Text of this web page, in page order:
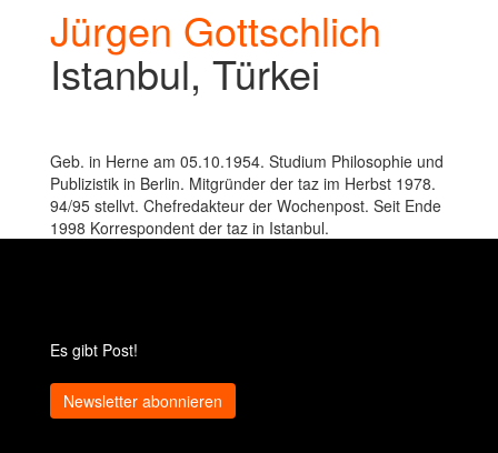
Jürgen Gottschlich
Istanbul, Türkei
Geb. in Herne am 05.10.1954. Studium Philosophie und
Publizistik in Berlin. Mitgründer der taz im Herbst 1978.
94/95 stellvt. Chefredakteur der Wochenpost. Seit Ende
1998 Korrespondent der taz in Istanbul.
Es gibt Post!
Newsletter abonnieren